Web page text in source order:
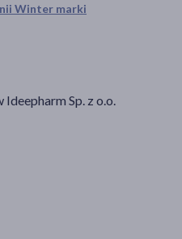
Winter marki
Sp. z o.o.